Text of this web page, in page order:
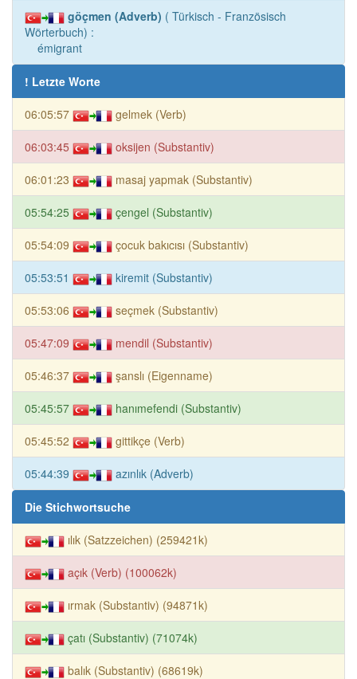
göçmen (Adverb) ( Türkisch - Französisch
Wörterbuch) :
émigrant
! Letzte Worte
06:05:57 gelmek (Verb)
06:03:45 oksijen (Substantiv)
06:01:23 masaj yapmak (Substantiv)
05:54:25 çengel (Substantiv)
05:54:09 çocuk bakıcısı (Substantiv)
05:53:51 kiremit (Substantiv)
05:53:06 seçmek (Substantiv)
05:47:09 mendil (Substantiv)
05:46:37 şanslı (Eigenname)
05:45:57 hanımefendi (Substantiv)
05:45:52 gittikçe (Verb)
05:44:39 azınlık (Adverb)
Die Stichwortsuche
ılık (Satzzeichen) (259421k)
açık (Verb) (100062k)
ırmak (Substantiv) (94871k)
çatı (Substantiv) (71074k)
balık (Substantiv) (68619k)